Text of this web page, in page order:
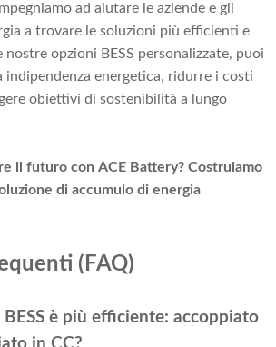
ad aiutare le aziende e gli
a trovare le soluzioni più efficienti e
opzioni BESS personalizzate, puoi
indipendenza energetica, ridurre i costi
obiettivi di sostenibilità a lungo
il futuro con ACE Battery? Costruiamo
di accumulo di energia
(FAQ)
è più efficiente: accoppiato